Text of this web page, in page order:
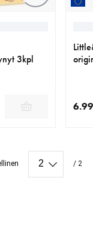
3kpl
/ 2